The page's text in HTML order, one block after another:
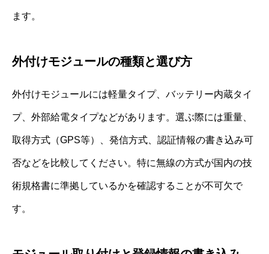
ます。
外付けモジュールの種類と選び方
外付けモジュールには軽量タイプ、バッテリー内蔵タイ
プ、外部給電タイプなどがあります。選ぶ際には重量、
取得方式（GPS等）、発信方式、認証情報の書き込み可
否などを比較してください。特に無線の方式が国内の技
術規格書に準拠しているかを確認することが不可欠で
す。